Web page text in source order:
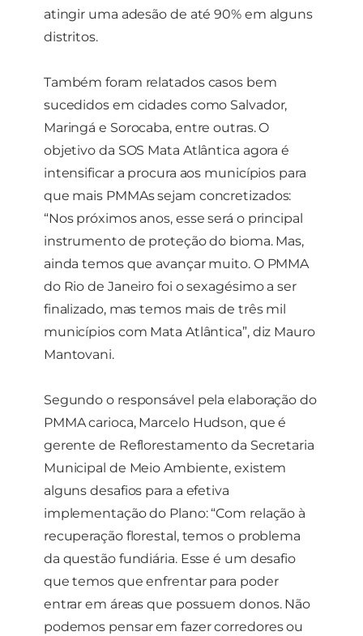
atingir uma adesão de até 90% em alguns
distritos.
Também foram relatados casos bem
sucedidos em cidades como Salvador,
Maringá e Sorocaba, entre outras. O
objetivo da SOS Mata Atlântica agora é
intensificar a procura aos municípios para
que mais PMMAs sejam concretizados:
“Nos próximos anos, esse será o principal
instrumento de proteção do bioma. Mas,
ainda temos que avançar muito. O PMMA
do Rio de Janeiro foi o sexagésimo a ser
finalizado, mas temos mais de três mil
municípios com Mata Atlântica”, diz Mauro
Mantovani.
Segundo o responsável pela elaboração do
PMMA carioca, Marcelo Hudson, que é
gerente de Reflorestamento da Secretaria
Municipal de Meio Ambiente, existem
alguns desafios para a efetiva
implementação do Plano: “Com relação à
recuperação florestal, temos o problema
da questão fundiária. Esse é um desafio
que temos que enfrentar para poder
entrar em áreas que possuem donos. Não
podemos pensar em fazer corredores ou